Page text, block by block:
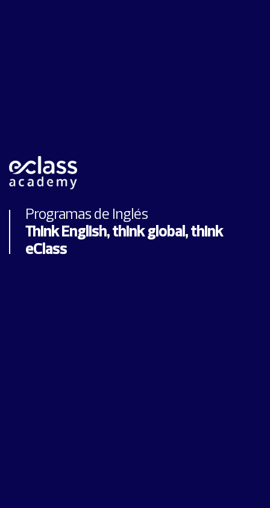
Programas de Inglés
Think English, think global, think
eClass